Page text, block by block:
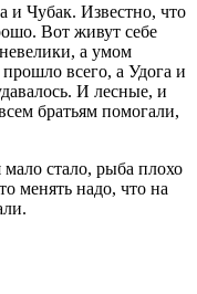
и Чубак. Известно, что
Вот живут себе
а умом
всего, а Удога и
И лесные, и
братьям помогали,
мало стало, рыба плохо
менять надо, что на